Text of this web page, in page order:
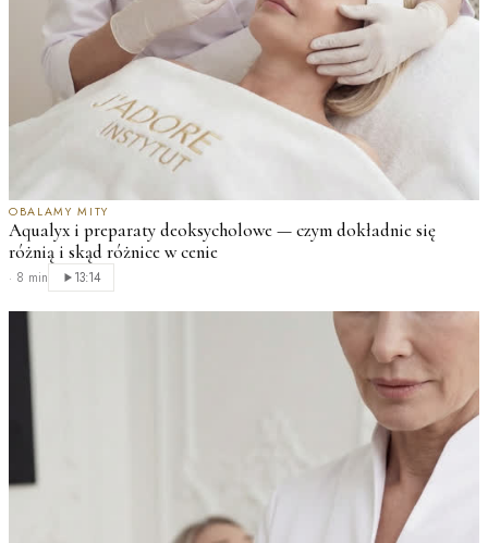
OBALAMY MITY
Aqualyx i preparaty deoksycholowe — czym dokładnie się
różnią i skąd różnice w cenie
· 8 min 13:14